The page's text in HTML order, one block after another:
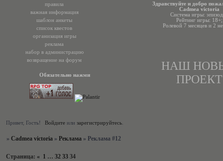
правила
важная информация
шаблон анкеты
список квестов
организация игры
реклама
набор в администрацию
возвращение на форум
Обязательно нажми
Здравствуйте и добро
Cadmea victoria
Система игры:
Рейтинг игры: 18+;
Ролевой 7 месяцев и 2
НАШ
ПРОЕКТ
Привет, Гость! Войдитеили зарегистрируйтесь.
» Cadmea victoria » Реклама » Реклама #12
Страница: « 1 … 32 33 34